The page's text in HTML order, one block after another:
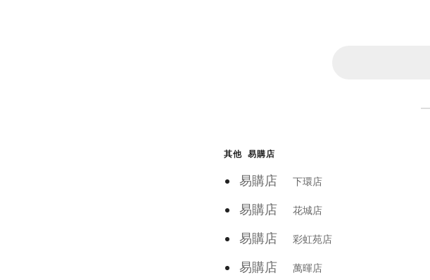
其他 易購店
易購店 下環店
易購店 花城店
易購店 彩虹苑店
易購店 萬暉店